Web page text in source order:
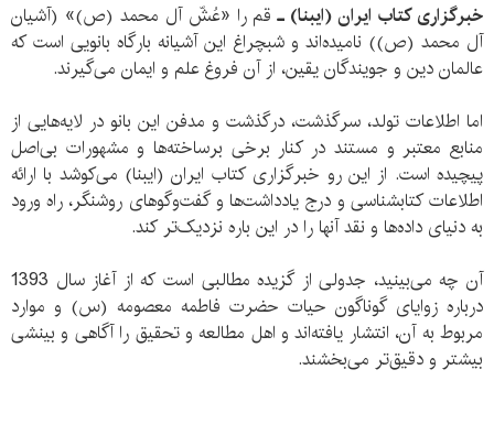
خبرگزاری کتاب ایران (ایبنا) ـقم را «عُشّ آل محمد (ص)» (آشیان
آل محمد (ص)) نامیده‌اند و شبچراغ این آشیانه بارگاه بانویی است که
عالمان دین و جویندگان یقین، از آن فروغ علم و ایمان می‌گیرند.
اما اطلاعات تولد، سرگذشت، درگذشت و مدفن این بانو در لایه‌هایی از
منابع معتبر و مستند در کنار برخی برساخته‌ها و مشهورات بی‌اصل
پیچیده است. از این رو خبرگزاری کتاب ایران (ایبنا) می‌کوشد با ارائه
اطلاعات کتابشناسی و درج یادداشت‌ها و گفت‌وگوهای روشنگر، راه ورود
به دنیای داده‌ها و نقد آنها را در این باره نزدیک‌تر کند.
آن چه می‌بینید، جدولی از گزیده مطالبی است که از آغاز سال 1393
درباره زوایای گوناگون حیات حضرت فاطمه معصومه (س) و موارد
مربوط به آن، انتشار یافته‌اند و اهل مطالعه و تحقیق را آگاهی و بینشی
بیشتر و دقیق‌تر می‌بخشند.